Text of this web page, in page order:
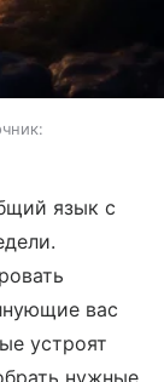
язык с
вас
устроят
нужные